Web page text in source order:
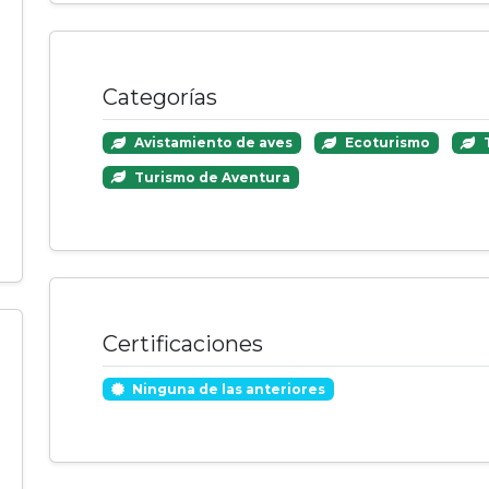
Categorías
Avistamiento de aves Ecoturismo
Turismo de Aventura
Certificaciones
Ninguna de las anteriores